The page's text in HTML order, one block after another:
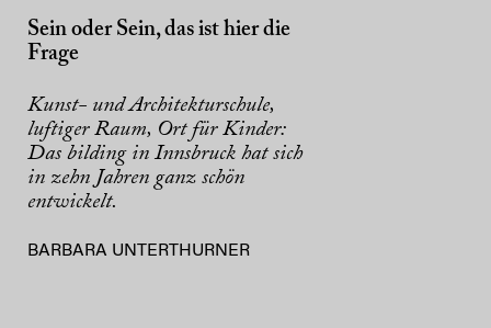
Sein oder Sein, das ist hier die
Frage
Kunst- und Architekturschule,
luftiger Raum, Ort für Kinder:
Das bilding in Innsbruck hat sich
in zehn Jahren ganz schön
entwickelt.
BARBARA UNTERTHURNER